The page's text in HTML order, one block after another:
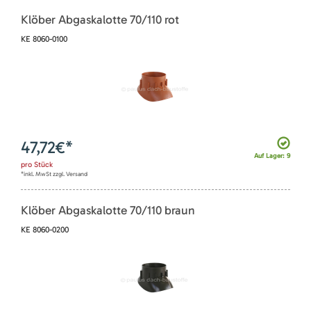
Klöber Abgaskalotte 70/110 rot
KE 8060-0100
Auf Lager: 9
47,72€*
pro Stück
*inkl. MwSt zzgl. Versand
Klöber Abgaskalotte 70/110 braun
KE 8060-0200